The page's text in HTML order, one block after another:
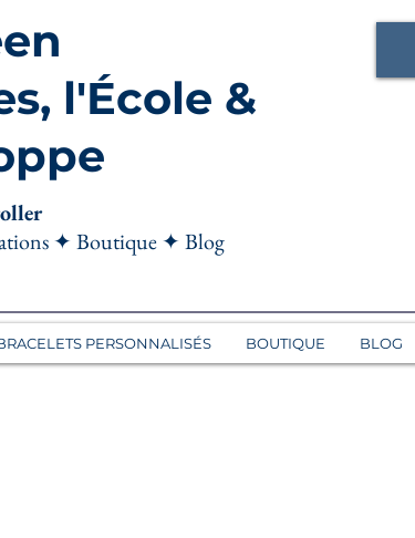
l'École &
✦ Boutique ✦ Blog
PERSONNALISÉS BOUTIQUE BLOG